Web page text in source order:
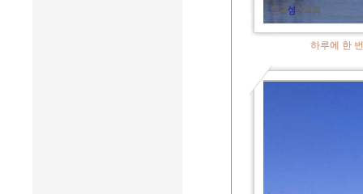
하루에 한